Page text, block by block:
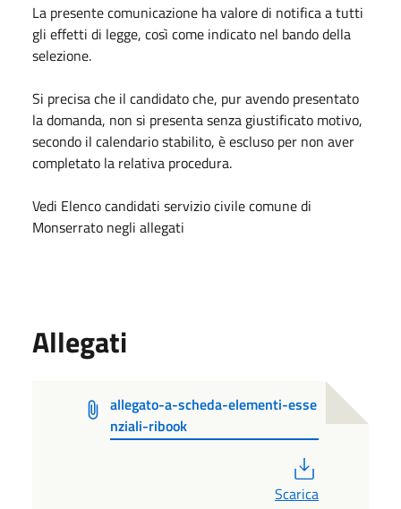
La presente comunicazione ha valore di notifica a tutti
gli effetti di legge, così come indicato nel bando della
selezione.
Si precisa che il candidato che, pur avendo presentato
la domanda, non si presenta senza giustificato motivo,
secondo il calendario stabilito, è escluso per non aver
completato la relativa procedura.
Vedi Elenco candidati servizio civile comune di
Monserrato negli allegati
Allegati
allegato-a-scheda-elementi-esse
nziali-ribook
Scarica